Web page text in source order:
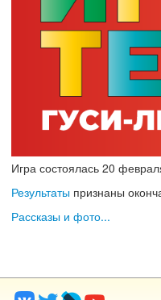
Игра состоялась 20
Результаты признаны
Рассказы и фото...